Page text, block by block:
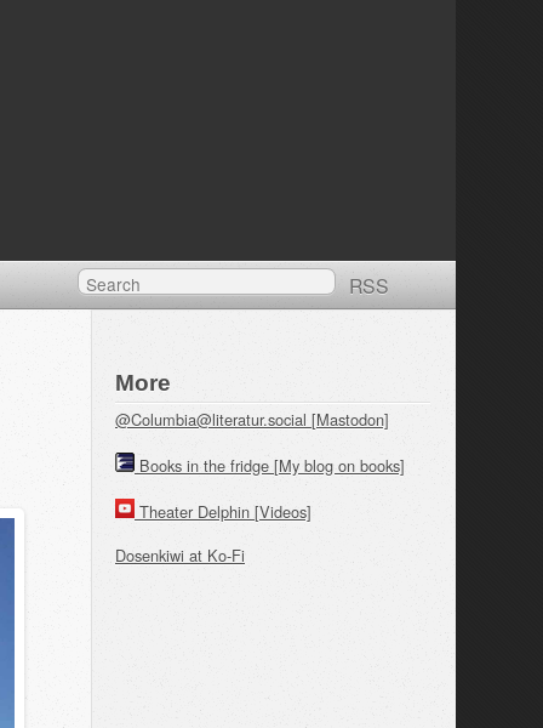
RSS
More
@Columbia@literatur.social [Mastodon]
Books in the fridge [My blog on books]
Theater Delphin [Videos]
Dosenkiwi at Ko-Fi